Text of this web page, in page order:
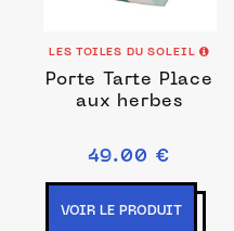
LES TOILES DU SOLEIL
Porte Tarte Place
aux herbes
49.00 €
VOIR LE PRODUIT